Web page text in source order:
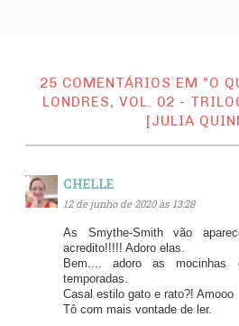
25 COMENTÁRIOS EM "O
LONDRES, VOL. 02 -
[JULIA
CHELLE
12 de junho de 2020 às 13:28
As Smythe-Smith vão
acredito!!!!! Adoro elas.
Bem.... adoro as mocinhas
temporadas.
Casal estilo gato e rato?! Amooo
Tô com mais vontade de ler.